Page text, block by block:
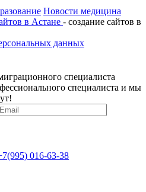
Новости медицина
- создание сайтов в
данных
специалиста
специалиста и мы
016-63-38